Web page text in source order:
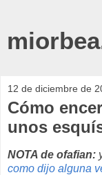
12 de diciembre de
Cómo
unos
NOTA de ofafian:
como dijo alguna